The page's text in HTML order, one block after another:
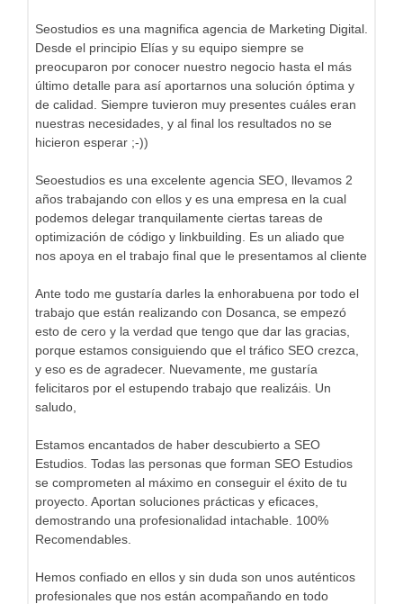
Seostudios es una magnifica agencia de Marketing Digital.
Desde el principio Elías y su equipo siempre se
preocuparon por conocer nuestro negocio hasta el más
último detalle para así aportarnos una solución óptima y
de calidad. Siempre tuvieron muy presentes cuáles eran
nuestras necesidades, y al final los resultados no se
hicieron esperar ;-))
Seoestudios es una excelente agencia SEO, llevamos 2
años trabajando con ellos y es una empresa en la cual
podemos delegar tranquilamente ciertas tareas de
optimización de código y linkbuilding. Es un aliado que
nos apoya en el trabajo final que le presentamos al cliente
Ante todo me gustaría darles la enhorabuena por todo el
trabajo que están realizando con Dosanca, se empezó
esto de cero y la verdad que tengo que dar las gracias,
porque estamos consiguiendo que el tráfico SEO crezca,
y eso es de agradecer. Nuevamente, me gustaría
felicitaros por el estupendo trabajo que realizáis. Un
saludo,
Estamos encantados de haber descubierto a SEO
Estudios. Todas las personas que forman SEO Estudios
se comprometen al máximo en conseguir el éxito de tu
proyecto. Aportan soluciones prácticas y eficaces,
demostrando una profesionalidad intachable. 100%
Recomendables.
Hemos confiado en ellos y sin duda son unos auténticos
profesionales que nos están acompañando en todo